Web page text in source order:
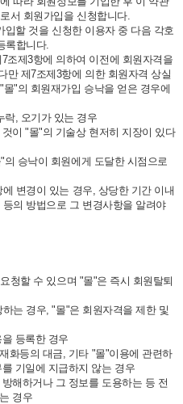
서 회원가입을 신청합니다.
입할 것을 신청한 이용자 중 다음 각호
록합니다.
조제3항에 의하여 이전에 회원자격을
만 제7조제3항에 의한 회원자격 상실
"의 회원재가입 승낙을 얻은 경우에
락, 오기가 있는 경우
이 "몰"의 기술상 현저히 지장이 있다
승낙이 회원에게 도달한 시점으로
변경이 있는 경우, 상당한 기간 이내
의 방법으로 그 변경사항을 알려야
청할 수 있으며 "몰"은 즉시 회원탈퇴
는 경우, "몰"은 회원자격을 제한 및
등록한 경우
화등의 대금, 기타 "몰"이용에 관련하
기일에 지급하지 않는 경우
해하거나 그 정보를 도용하는 등 전
경우